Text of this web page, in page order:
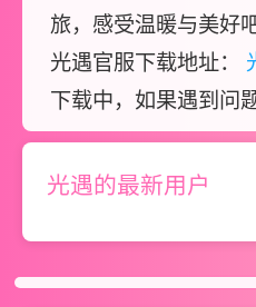
旅，感受温暖与美好吧
光遇官服下载地址：
光遇的最新用户